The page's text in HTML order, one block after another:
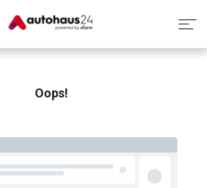
Rund um die Inzahlungnahme
Oops!